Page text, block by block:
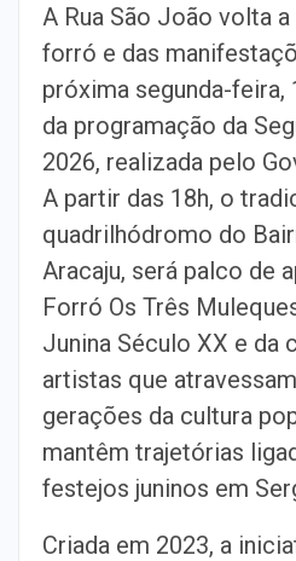
A Rua São João volta
forró e das
próxima segunda-feira,
da programação da
2026, realizada pelo
A partir das 18h, o
quadrilhódromo do
Aracaju, será palco de
Forró Os Três
Junina Século XX e da
artistas que
gerações da cultura
mantêm trajetórias
festejos juninos em
Criada em 2023, a